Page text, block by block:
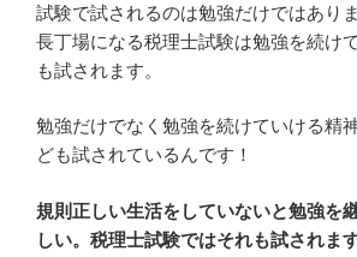
試験で試されるのは勉強だけではありま
長丁場になる税理士試験は勉強を続け
も試されます。
勉強だけでなく勉強を続けていける精
ども試されているんです！
規則正しい生活をしていないと勉強を
しい。税理士試験ではそれも試されます